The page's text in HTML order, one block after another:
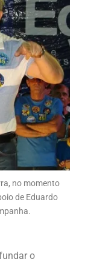
no momento
de Eduardo
o